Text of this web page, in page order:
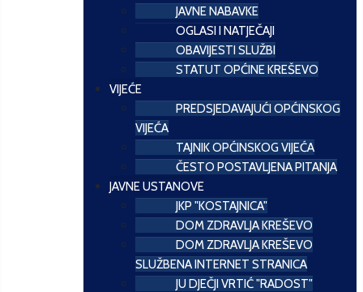
JAVNE NABAVKE
OGLASI I NATJEČAJI
OBAVIJESTI SLUŽBI
STATUT OPĆINE KREŠEVO
VIJEĆE
PREDSJEDAVAJUĆI OPĆINSKOG
VIJEĆA
TAJNIK OPĆINSKOG VIJEĆA
ČESTO POSTAVLJENA PITANJA
JAVNE USTANOVE
JKP "KOSTAJNICA"
DOM ZDRAVLJA KREŠEVO
DOM ZDRAVLJA KREŠEVO
SLUŽBENA INTERNET STRANICA
JU DJEČJI VRTIĆ "RADOST"